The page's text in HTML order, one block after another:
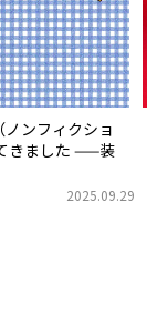
ンフィクショ
きました ——装
2025.09.29